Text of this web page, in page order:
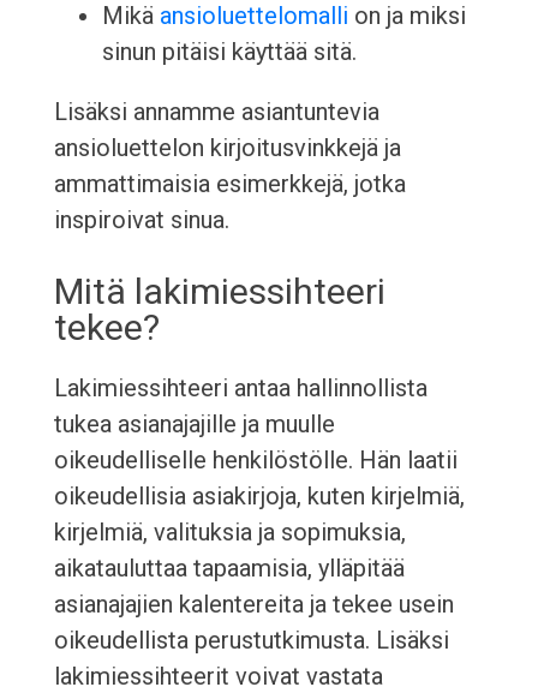
Mikä ansioluettelomalli on ja miksi
sinun pitäisi käyttää sitä.
Lisäksi annamme asiantuntevia
ansioluettelon kirjoitusvinkkejä ja
ammattimaisia esimerkkejä, jotka
inspiroivat sinua.
Mitä lakimiessihteeri
tekee?
Lakimiessihteeri antaa hallinnollista
tukea asianajajille ja muulle
oikeudelliselle henkilöstölle. Hän laatii
oikeudellisia asiakirjoja, kuten kirjelmiä,
kirjelmiä, valituksia ja sopimuksia,
aikatauluttaa tapaamisia, ylläpitää
asianajajien kalentereita ja tekee usein
oikeudellista perustutkimusta. Lisäksi
lakimiessihteerit voivat vastata